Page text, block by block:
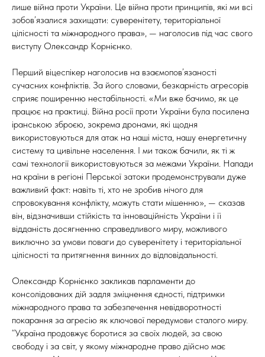
лише війна проти України. Це війна проти принципів, які ми всі
зобов’язалися захищати: суверенітету, територіальної
цілісності та міжнародного права», — наголосив під час свого
виступу Олександр Корнієнко.
Перший віцеспікер наголосив на взаємопов’язаності
сучасних конфліктів. За його словами, безкарність агресорів
сприяє поширенню нестабільності. «Ми вже бачимо, як це
працює на практиці. Війна росії проти України була посилена
іранською зброєю, зокрема дронами, які щодня
використовуються для атак на наші міста, нашу енергетичну
систему та цивільне населення. І ми також бачили, як ті ж
самі технології використовуються за межами України. Напади
на країни в регіоні Перської затоки продемонстрували дуже
важливий факт: навіть ті, хто не зробив нічого для
спровокування конфлікту, можуть стати мішенню», — сказав
він, відзначивши стійкість та інноваційність України і її
відданість досягненню справедливого миру, можливого
виключно за умови поваги до суверенітету і територіальної
цілісності та притягнення винних до відповідальності.
Олександр Корнієнко закликав парламенти до
консолідованих дій задля зміцнення єдності, підтримки
міжнародного права та забезпечення невідворотності
покарання за агресію як ключової передумови сталого миру.
“Україна продовжує боротися за своїх людей, за свою
свободу і за світ, у якому міжнародне право дійсно має